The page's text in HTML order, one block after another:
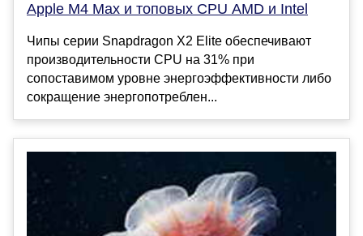
Apple M4 Max и топовых CPU AMD и Intel
Чипы серии Snapdragon X2 Elite обеспечивают
производительности CPU на 31% при
сопоставимом уровне энергоэффективности либо
сокращение энергопотреблен...